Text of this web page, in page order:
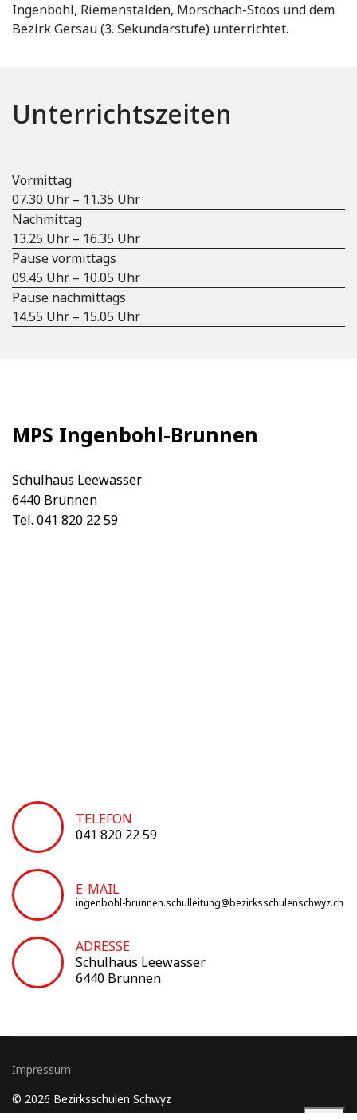
Ingenbohl, Riemenstalden, Morschach-Stoos und dem
Bezirk Gersau (3. Sekundarstufe) unterrichtet.
Unterrichtszeiten
Vormittag
07.30 Uhr – 11.35 Uhr
Nachmittag
13.25 Uhr – 16.35 Uhr
Pause vormittags
09.45 Uhr – 10.05 Uhr
Pause nachmittags
14.55 Uhr – 15.05 Uhr
MPS Ingenbohl-Brunnen
Schulhaus Leewasser
6440 Brunnen
Tel. 041 820 22 59
TELEFON
041 820 22 59
E-MAIL
ingenbohl-brunnen.schulleitung@bezirksschulenschwyz.ch
ADRESSE
Schulhaus Leewasser
6440 Brunnen
Impressum
© 2026 Bezirksschulen Schwyz